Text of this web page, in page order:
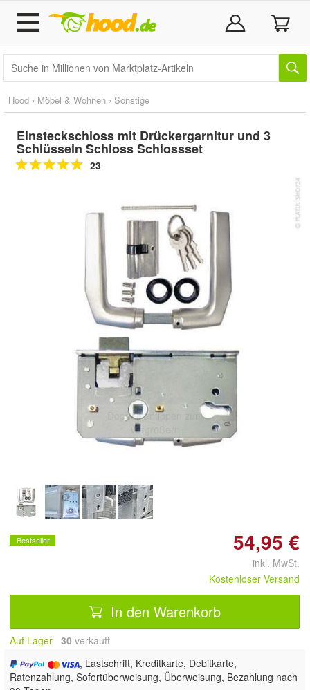
Hood › Möbel & Wohnen › Sonstige
Einsteckschloss mit Drückergarnitur und 3
Schlüsseln Schloss Schlossset
23
Doppelt antippen zum
vergrößern
Bestseller 54,95 €
inkl. MwSt.
Kostenloser Versand
In den Warenkorb
Auf Lager 30 verkauft
, Lastschrift, Kreditkarte, Debitkarte,
Ratenzahlung, Sofortüberweisung, Überweisung, Bezahlung nach